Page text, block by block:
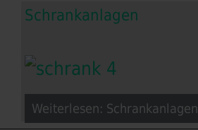
Schrankanlagen
Weiterlesen: Schrankanlagen